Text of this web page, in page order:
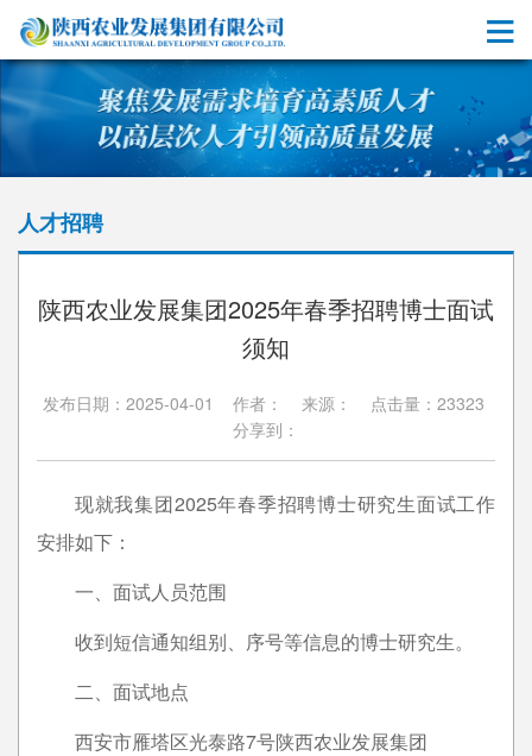
人才招聘
陕西农业发展集团2025年春季招聘博士面试
须知
发布日期：2025-04-01 作者： 来源： 点击量：23323
分享到：
现就我集团2025年春季招聘博士研究生面试工作
安排如下：
一、面试人员范围
收到短信通知组别、序号等信息的博士研究生。
二、面试地点
西安市雁塔区光泰路7号陕西农业发展集团